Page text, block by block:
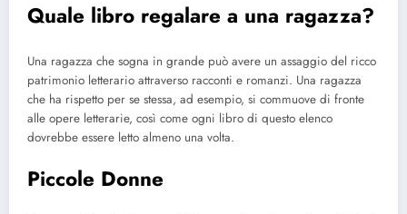
Quale libro regalare a una ragazza?
Una ragazza che sogna in grande può avere un assaggio del ricco
patrimonio letterario attraverso racconti e romanzi. Una ragazza
che ha rispetto per se stessa, ad esempio, si commuove di fronte
alle opere letterarie, così come ogni libro di questo elenco
dovrebbe essere letto almeno una volta.
Piccole Donne